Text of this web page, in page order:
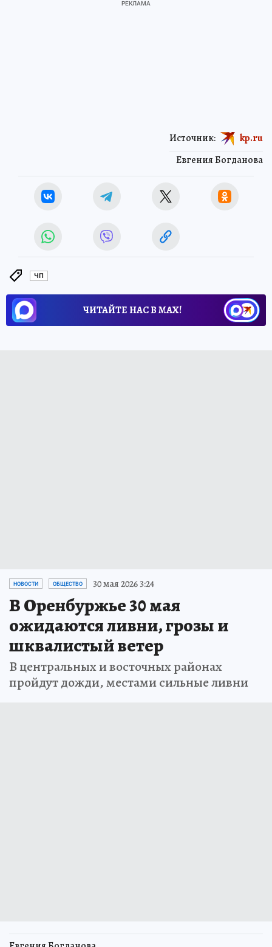
Евгения Богданова
Источник: kp.ru
ЧП
ЧИТАЙТЕ НАС В МАХ!
НОВОСТИ ОБЩЕСТВО 30 мая 2026 3:24
В Оренбуржье 30 мая
ожидаются ливни, грозы и
шквалистый ветер
В центральных и восточных районах
пройдут дожди, местами сильные ливни